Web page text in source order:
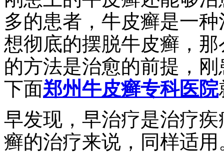
多的患者，牛皮癣是一
想彻底的摆脱牛皮癣，
的方法是治愈的前提，
下面郑州牛皮癣专科医院
早发现，早治疗是治疗
癣的治疗来说，同样适